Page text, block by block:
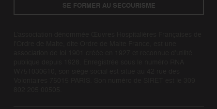
SE FORMER AU SECOURISME